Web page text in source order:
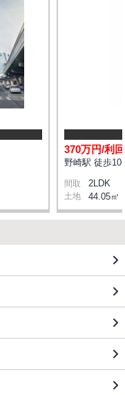
370万円/利
野崎駅 徒歩10
間取 2LDK
土地 44.05㎡